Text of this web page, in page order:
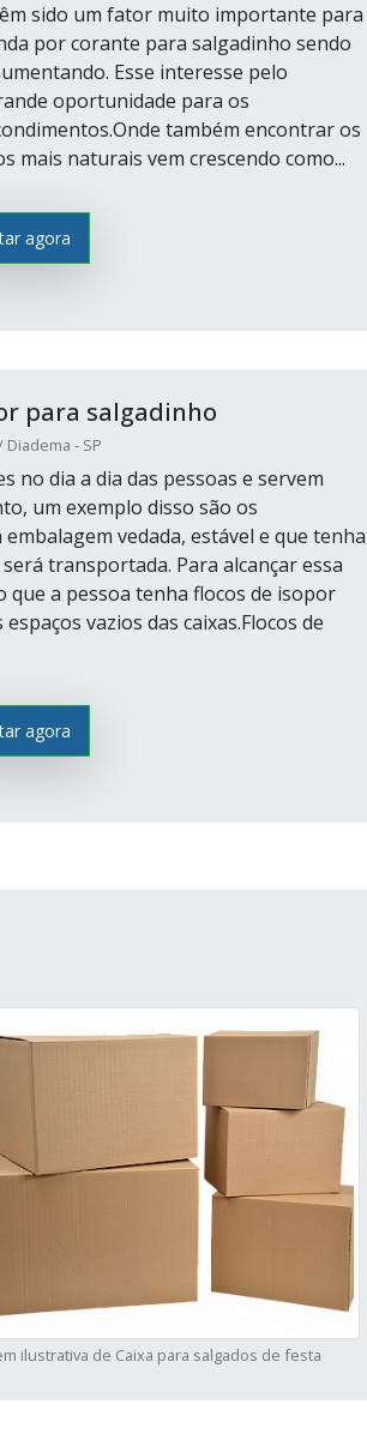
sido um fator muito importante para
por corante para salgadinho sendo
Esse interesse pelo
oportunidade para os
também encontrar os
mais naturais vem crescendo como...
agora
para salgadinho
Diadema - SP
no dia a dia das pessoas e servem
um exemplo disso são os
vedada, estável e que tenha
transportada. Para alcançar essa
que a pessoa tenha flocos de isopor
vazios das caixas.Flocos de
agora
ilustrativa de Caixa para salgados de festa